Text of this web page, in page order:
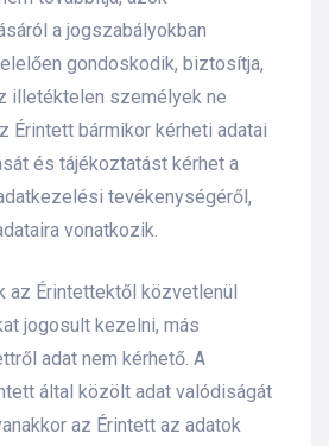
a jogszabályokban
gondoskodik, biztosítja,
illetéktelen személyek ne
Érintett bármikor kérheti adatai
és tájékoztatást kérhet a
tevékenységéről,
vonatkozik.
az Érintettektől közvetlenül
jogosult kezelni, más
adat nem kérhető. A
által közölt adat valódiságát
az Érintett az adatok